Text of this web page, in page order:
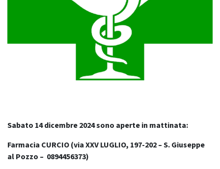
Sabato 14 dicembre 2024 sono aperte in mattinata:
Farmacia CURCIO (via XXV LUGLIO, 197-202 – S. Giuseppe
al Pozzo – 0894456373)